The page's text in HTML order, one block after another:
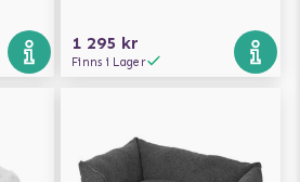
1 295 kr
Finns i Lager